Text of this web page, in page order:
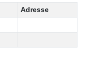
Adresse